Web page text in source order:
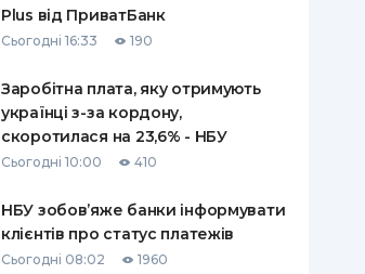
Plus від ПриватБанк
Сьогодні 16:33 190
Заробітна плата, яку отримують
українці з-за кордону,
скоротилася на 23,6% - НБУ
Сьогодні 10:00 410
НБУ зобов’яже банки інформувати
клієнтів про статус платежів
Сьогодні 08:02 1960